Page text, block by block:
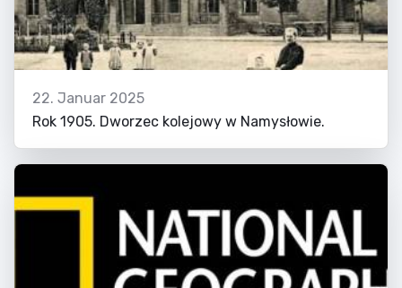
22. Januar 2025
Rok 1905. Dworzec kolejowy w Namysłowie.